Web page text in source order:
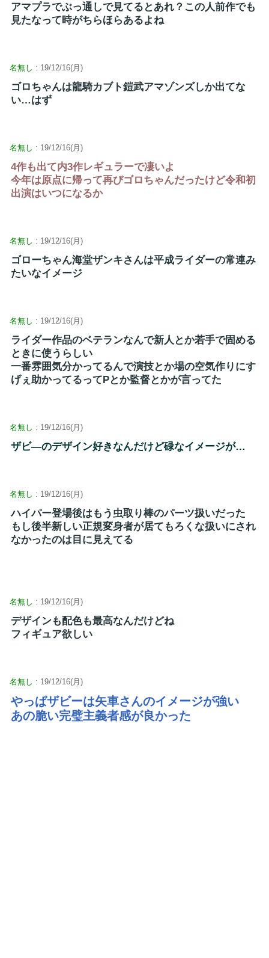
アマプラでぶっ通しで見てるとあれ？この人前作でも
見たなって時がちらほらあるよね
名無し : 19/12/16(月)
ゴロちゃんは龍騎カブト鎧武アマゾンズしか出てな
い…はず
名無し : 19/12/16(月)
4作も出て内3作レギュラーで凄いよ
今年は原点に帰って再びゴロちゃんだったけど令和初
出演はいつになるか
名無し : 19/12/16(月)
ゴローちゃん海堂ザンキさんは平成ライダーの常連み
たいなイメージ
名無し : 19/12/16(月)
ライダー作品のベテランなんで新人とか若手で固める
ときに使うらしい
一番雰囲気分かってるんで演技とか場の空気作りにす
げぇ助かってるってPとか監督とかが言ってた
名無し : 19/12/16(月)
ザビ―のデザイン好きなんだけど碌なイメージが…
名無し : 19/12/16(月)
ハイパー登場後はもう虫取り棒のパーツ扱いだった
もし後半新しい正規変身者が居てもろくな扱いにされ
なかったのは目に見えてる
名無し : 19/12/16(月)
デザインも配色も最高なんだけどね
フィギュア欲しい
名無し : 19/12/16(月)
やっぱザビーは矢車さんのイメージが強い
あの脆い完璧主義者感が良かった